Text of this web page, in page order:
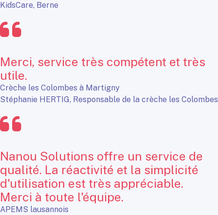
KidsCare, Berne
Merci, service très compétent et très
utile.
Crèche les Colombes à Martigny
Stéphanie HERTIG, Responsable de la crèche les Colombes
Nanou Solutions offre un service de
qualité. La réactivité et la simplicité
d'utilisation est très appréciable.
Merci à toute l'équipe.
APEMS lausannois